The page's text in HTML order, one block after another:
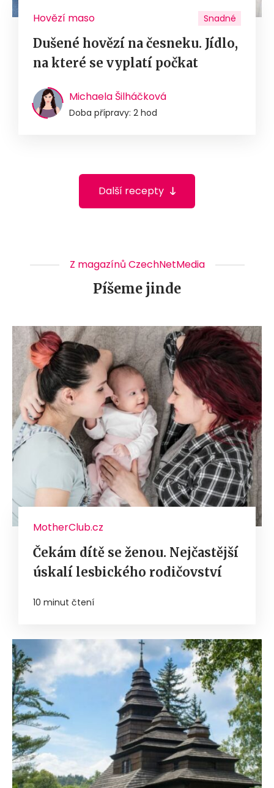
Hovězí maso Snadné
Dušené hovězí na česneku. Jídlo,
na které se vyplatí počkat
Michaela Šilháčková
Doba přípravy: 2 hod
Další recepty
Z magazínů CzechNetMedia
Píšeme jinde
MotherClub.cz
Čekám dítě se ženou. Nejčastější
úskalí lesbického rodičovství
10 minut čtení